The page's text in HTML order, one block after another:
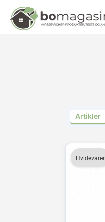
Artikler
Hvidevarer